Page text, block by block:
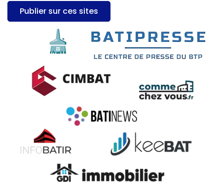
Publier sur ces sites